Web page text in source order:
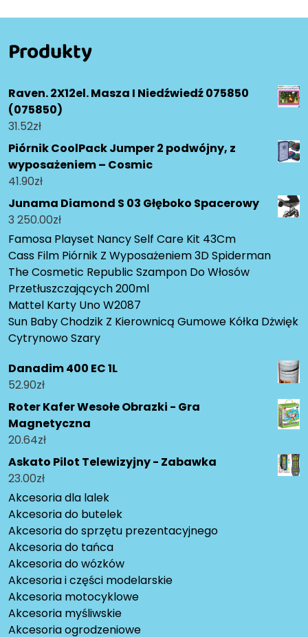
Produkty
Raven. 2X12el. Masza I Niedźwiedź 075850
(075850)
31.52zł
Piórnik CoolPack Jumper 2 podwójny, z
wyposażeniem – Cosmic
41.90zł
Junama Diamond S 03 Głęboko Spacerowy
3 250.00zł
Famosa Playset Nancy Self Care Kit 43Cm
Cass Film Piórnik Z Wyposażeniem 3D Spiderman
The Cosmetic Republic Szampon Do Włosów
Przetłuszczających 200ml
Mattel Karty Uno W2087
Sun Baby Chodzik Z Kierownicą Gumowe Kółka Dżwięk
Cytrynowo Szary
Danadim 400 EC 1L
52.90zł
Roter Kafer Wesołe Obrazki - Gra
Magnetyczna
20.64zł
Askato Pilot Telewizyjny - Zabawka
23.00zł
Akcesoria dla lalek
Akcesoria do butelek
Akcesoria do sprzętu prezentacyjnego
Akcesoria do tańca
Akcesoria do wózków
Akcesoria i części modelarskie
Akcesoria motocyklowe
Akcesoria myśliwskie
Akcesoria ogrodzeniowe